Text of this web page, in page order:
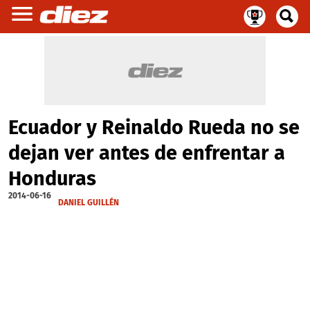
Ecuador y Reinaldo Rueda no se
dejan ver antes de enfrentar a
Honduras
2014-06-16
DANIEL GUILLÉN